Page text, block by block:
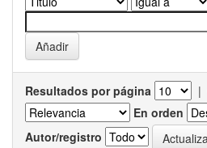
Resultados por página |
En orden
Autor/registro